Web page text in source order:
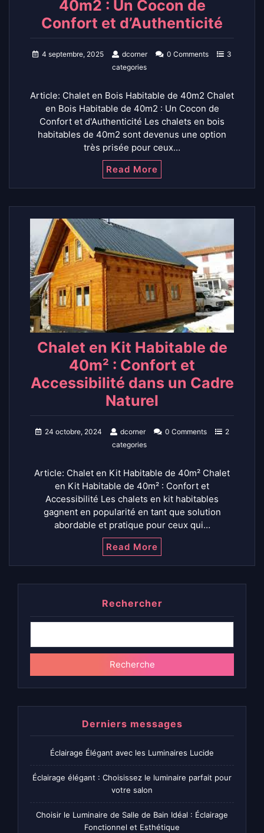
40m2 : Un Cocon de
Confort et d’Authenticité
4 septembre, 2025 dcorner 0 Comments
3
categories
Article: Chalet en Bois Habitable de 40m2 Chalet
en Bois Habitable de 40m2 : Un Cocon de
Confort et d'Authenticité Les chalets en bois
habitables de 40m2 sont devenus une option
très prisée pour ceux…
Read More
Chalet en Kit Habitable de
40m² : Confort et
Accessibilité dans un Cadre
Naturel
24 octobre, 2024 dcorner 0 Comments
2
categories
Article: Chalet en Kit Habitable de 40m² Chalet
en Kit Habitable de 40m² : Confort et
Accessibilité Les chalets en kit habitables
gagnent en popularité en tant que solution
abordable et pratique pour ceux qui…
Read More
Rechercher
Recherche
Derniers messages
Éclairage Élégant avec les Luminaires Lucide
Éclairage élégant : Choisissez le luminaire parfait pour
votre salon
Choisir le Luminaire de Salle de Bain Idéal : Éclairage
Fonctionnel et Esthétique